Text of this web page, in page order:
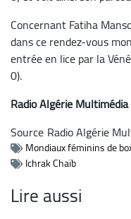
Concernant Fatiha
dans ce rendez-vous
entrée en lice par la
0).
Radio Algérie Multimédia
Source Radio Algérie
Mondiaux féminins de
Ichrak Chaïb
Lire aussi